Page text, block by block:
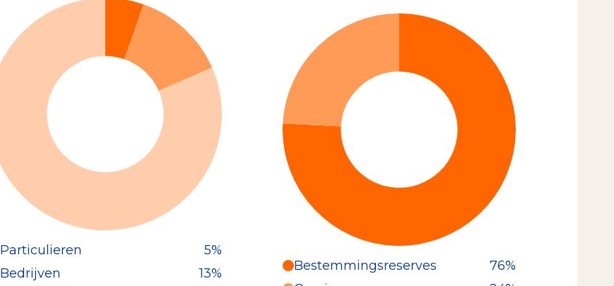
Bestemmingsreserves
76%
Particulieren (5%)
Particulieren
5%
Bedrijven
13%